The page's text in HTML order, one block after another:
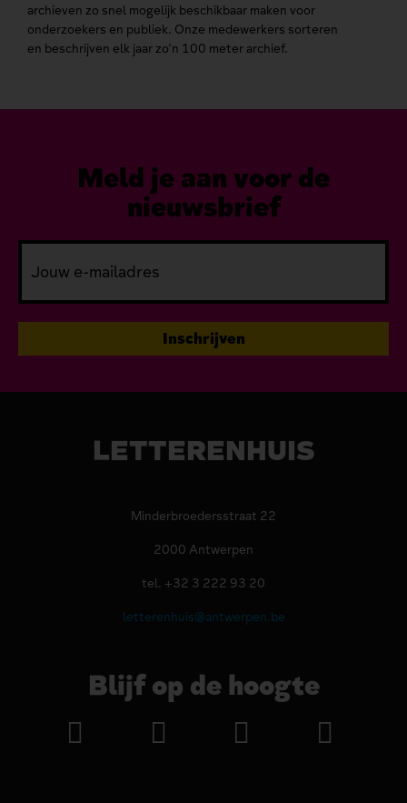
archieven zo snel mogelijk beschikbaar maken voor
onderzoekers en publiek. Onze medewerkers sorteren
en beschrijven elk jaar zo'n 100 meter archief.
Meld je aan voor de
nieuwsbrief
LETTERENHUIS
Minderbroedersstraat 22
2000 Antwerpen
tel. +32 3 222 93 20
letterenhuis@antwerpen.be
Blijf op de hoogte